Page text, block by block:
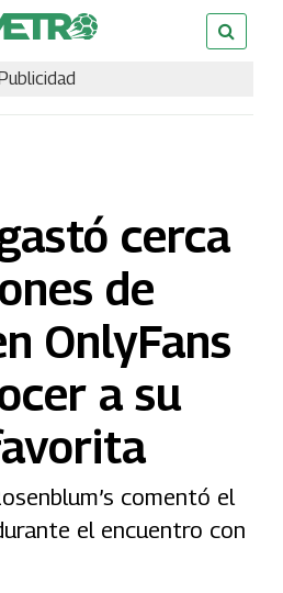
cerca
de
OnlyFans
a su
comentó el
el encuentro con